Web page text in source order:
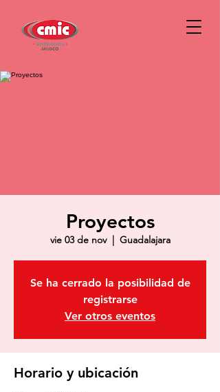
Proyectos
vie 03 de nov
  |
Guadalajara
Se ha cerrado la posibilidad de
registrarse
Ver otros eventos
Horario y ubicación